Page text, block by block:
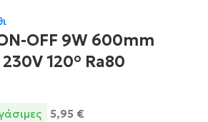
OFF 9W 600mm
120° Ra80
5,95 €